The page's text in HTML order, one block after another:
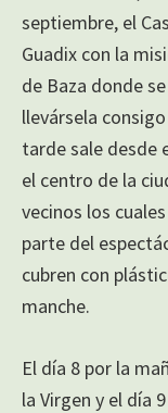
septiembre, el
Guadix con la
de Baza donde
llevársela
tarde sale desde
el centro de la
vecinos los
parte del
cubren con
manche.
El día 8 por la
la Virgen y el día